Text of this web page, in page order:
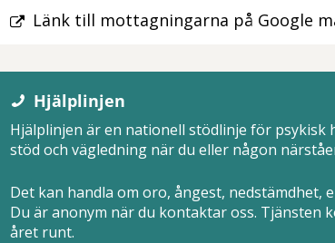
Länk till mottagningarna på Google
Hjälplinjen
Hjälplinjen är en nationell stödlinje för psykisk
stöd och vägledning när du eller någon
Det kan handla om oro, ångest, nedstämdhet,
Du är anonym när du kontaktar oss. Tjänsten
året runt.